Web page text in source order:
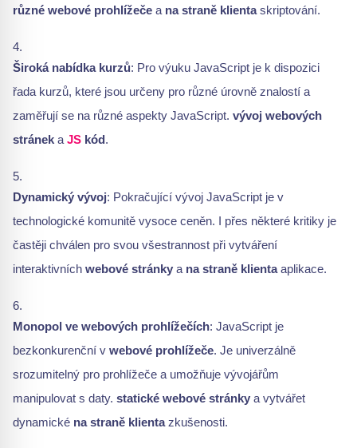
různé webové prohlížeče a na straně klientaskriptování.
Široká nabídka kurzů: Pro výuku JavaScript je k dispozici
řada kurzů, které jsou určeny pro různé úrovně znalostí a
zaměřují se na různé aspekty JavaScript. vývoj webových
stránek a JS kód.
Dynamický vývoj: Pokračující vývoj JavaScript je v
technologické komunitě vysoce ceněn. I přes některé kritiky je
častěji chválen pro svou všestrannost při vytváření
interaktivních webové stránky a na straně klientaaplikace.
Monopol ve webových prohlížečích: JavaScript je
bezkonkurenční v webové prohlížeče. Je univerzálně
srozumitelný pro prohlížeče a umožňuje vývojářům
manipulovat s daty. statické webové stránky a vytvářet
dynamické na straně klientazkušenosti.